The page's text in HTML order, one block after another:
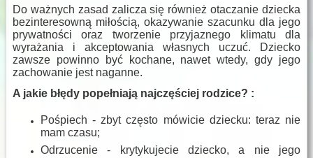
Do ważnych zasad zalicza się również otaczanie dziecka
bezinteresowną miłością, okazywanie szacunku dla jego
prywatności oraz tworzenie przyjaznego klimatu dla
wyrażania i akceptowania własnych uczuć. Dziecko
zawsze powinno być kochane, nawet wtedy, gdy jego
zachowanie jest naganne.
A jakie błędy popełniają najczęściej rodzice? :
Pośpiech - zbyt często mówicie dziecku: teraz nie
mam czasu;
Odrzucenie - krytykujecie dziecko, a nie jego